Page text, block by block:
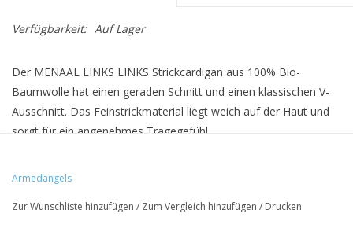
Verfügbarkeit: Auf Lager
Der MENAAL LINKS LINKS Strickcardigan aus 100% Bio-
Baumwolle hat einen geraden Schnitt und einen klassischen V-
Ausschnitt. Das Feinstrickmaterial liegt weich auf der Haut und
sorgt für ein angenehmes Tragegefühl.
• 100% Bio-Baumwolle
• Reguläre Passform
Armedangels
Zur Wunschliste hinzufügen / Zum Vergleich hinzufügen / Drucken